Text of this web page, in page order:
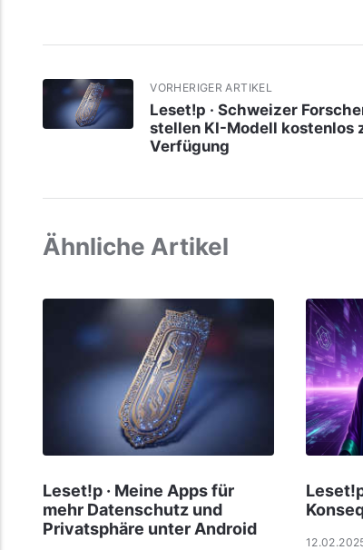
VORHERIGER ARTIKEL
Leset!p · Schweizer
stellen KI-Modell kostenlos
Verfügung
Ähnliche Artikel
Leset!p · Meine Apps für
mehr Datenschutz und
Privatsphäre unter Android